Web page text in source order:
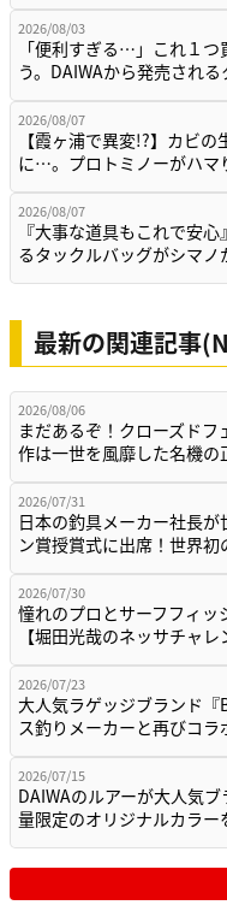
2026/08/03
「便利すぎる…」これ１
う。DAIWAから発売され
2026/08/07
【霞ヶ浦で異変!?】カビ
に…。プロトミノーがハ
2026/08/07
『大事な道具もこれで安
るタックルバッグがシマ
最新の関連記事
2026/08/06
まだあるぞ！クローズド
作は一世を風靡した名機
2026/07/31
日本の釣具メーカー社長が
ン賞授賞式に出席！世界
2026/07/30
憧れのプロとサーフフィッ
【堀田光哉のネッサチャ
2026/07/23
大人気ラゲッジブランド『
ス釣りメーカーと再びコ
2026/07/15
DAIWAのルアーが大人気
量限定のオリジナルカラ